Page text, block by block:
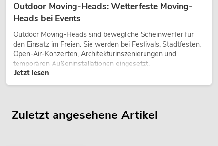
Outdoor Moving-Heads: Wetterfeste Moving-
Heads bei Events
Outdoor Moving-Heads sind bewegliche Scheinwerfer für
den Einsatz im Freien. Sie werden bei Festivals, Stadtfesten,
Open-Air-Konzerten, Architekturinszenierungen und
temporären Außeninstallationen eingesetzt.
Jetzt lesen
Zuletzt angesehene Artikel